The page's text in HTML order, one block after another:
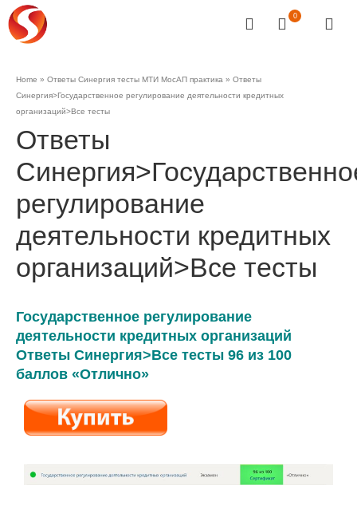
0
Home » Ответы Синергия тесты МТИ МосАП практика » Ответы
Синергия>Государственное регулирование деятельности кредитных
организаций>Все тесты
Ответы
регулирование
деятельности кредитных
организаций>Все тесты
Государственное регулирование
деятельности кредитных организаций
Ответы Синергия>Все тесты 96 из 100
баллов «Отлично»